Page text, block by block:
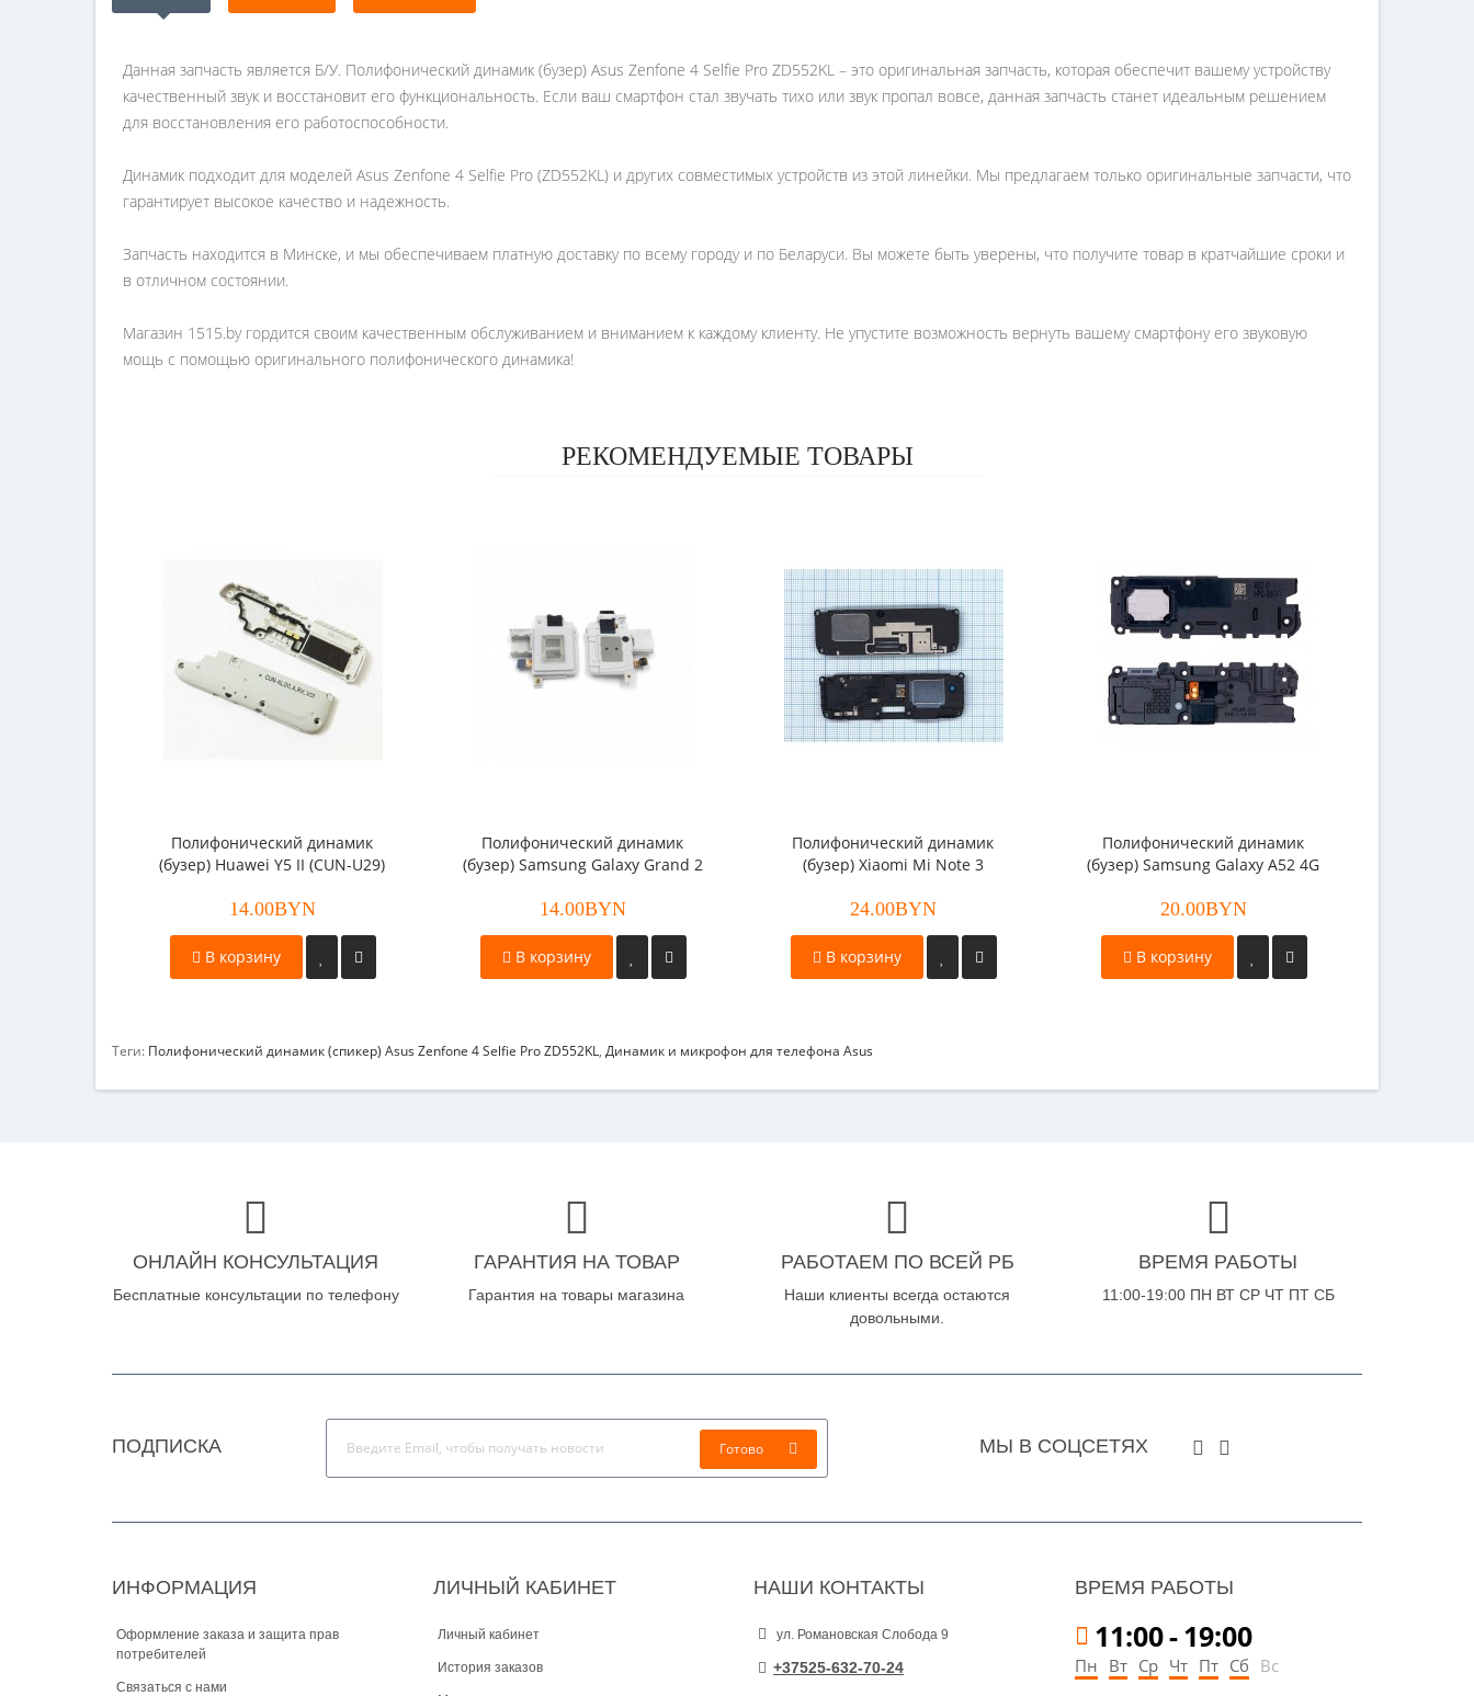
Данная запчасть является Б/У. Полифонический динамик (бузер) Asus Zenfone 4 Selfie Pro ZD552KL – это оригинальная запчасть, которая обеспечит вашему устройству
качественный звук и восстановит его функциональность. Если ваш смартфон стал звучать тихо или звук пропал вовсе, данная запчасть станет идеальным решением
для восстановления его работоспособности.
Динамик подходит для моделей Asus Zenfone 4 Selfie Pro (ZD552KL) и других совместимых устройств из этой линейки. Мы предлагаем только оригинальные запчасти, что
гарантирует высокое качество и надежность.
Запчасть находится в Минске, и мы обеспечиваем платную доставку по всему городу и по Беларуси. Вы можете быть уверены, что получите товар в кратчайшие сроки и
в отличном состоянии.
Магазин 1515.by гордится своим качественным обслуживанием и вниманием к каждому клиенту. Не упустите возможность вернуть вашему смартфону его звуковую
мощь с помощью оригинального полифонического динамика!
РЕКОМЕНДУЕМЫЕ ТОВАРЫ
Полифонический динамик
(бузер) Huawei Y5 II (CUN-U29)
14.00BYN
В корзину
Полифонический динамик
(бузер) Samsung Galaxy Grand 2
14.00BYN
В корзину
Полифонический динамик
(бузер) Xiaomi Mi Note 3
24.00BYN
В корзину
Полифонический динамик
(бузер) Samsung Galaxy A52 4G
20.00BYN
В корзину
Теги: Полифонический динамик (спикер) Asus Zenfone 4 Selfie Pro ZD552KL, Динамик и микрофон для телефона Asus
ОНЛАЙН КОНСУЛЬТАЦИЯ
Бесплатные консультации по телефону
ГАРАНТИЯ НА ТОВАР
Гарантия на товары магазина
РАБОТАЕМ ПО ВСЕЙ РБ
Наши клиенты всегда остаются
довольными.
ВРЕМЯ РАБОТЫ
11:00-19:00 ПН ВТ СР ЧТ ПТ СБ
ПОДПИСКА Готово МЫ В СОЦСЕТЯХ
ИНФОРМАЦИЯ
Оформление заказа и защита прав
потребителей
Связаться с нами
ЛИЧНЫЙ КАБИНЕТ
Личный кабинет
История заказов
НАШИ КОНТАКТЫ
ул. Романовская Слобода 9
+37525-632-70-24
ВРЕМЯ РАБОТЫ
11:00-19:00
Пн Вт Ср Чт Пт Сб Вс